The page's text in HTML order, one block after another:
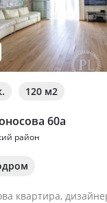
120 м2
60а
район
квартира,